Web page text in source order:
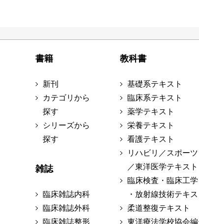
書籍
新刊
カテゴリから
探す
シリーズから
探す
雑誌
臨床雑誌内科
臨床雑誌外科
臨床雑誌整形
教科書
基礎系テキスト
臨床系テキスト
薬学テキスト
栄養テキスト
看護テキスト
リハビリ／スポーツ
／東洋医学テキスト
臨床検査・臨床工学
・放射線技術テキス
柔道整復テキスト
東洋療法学校協会編